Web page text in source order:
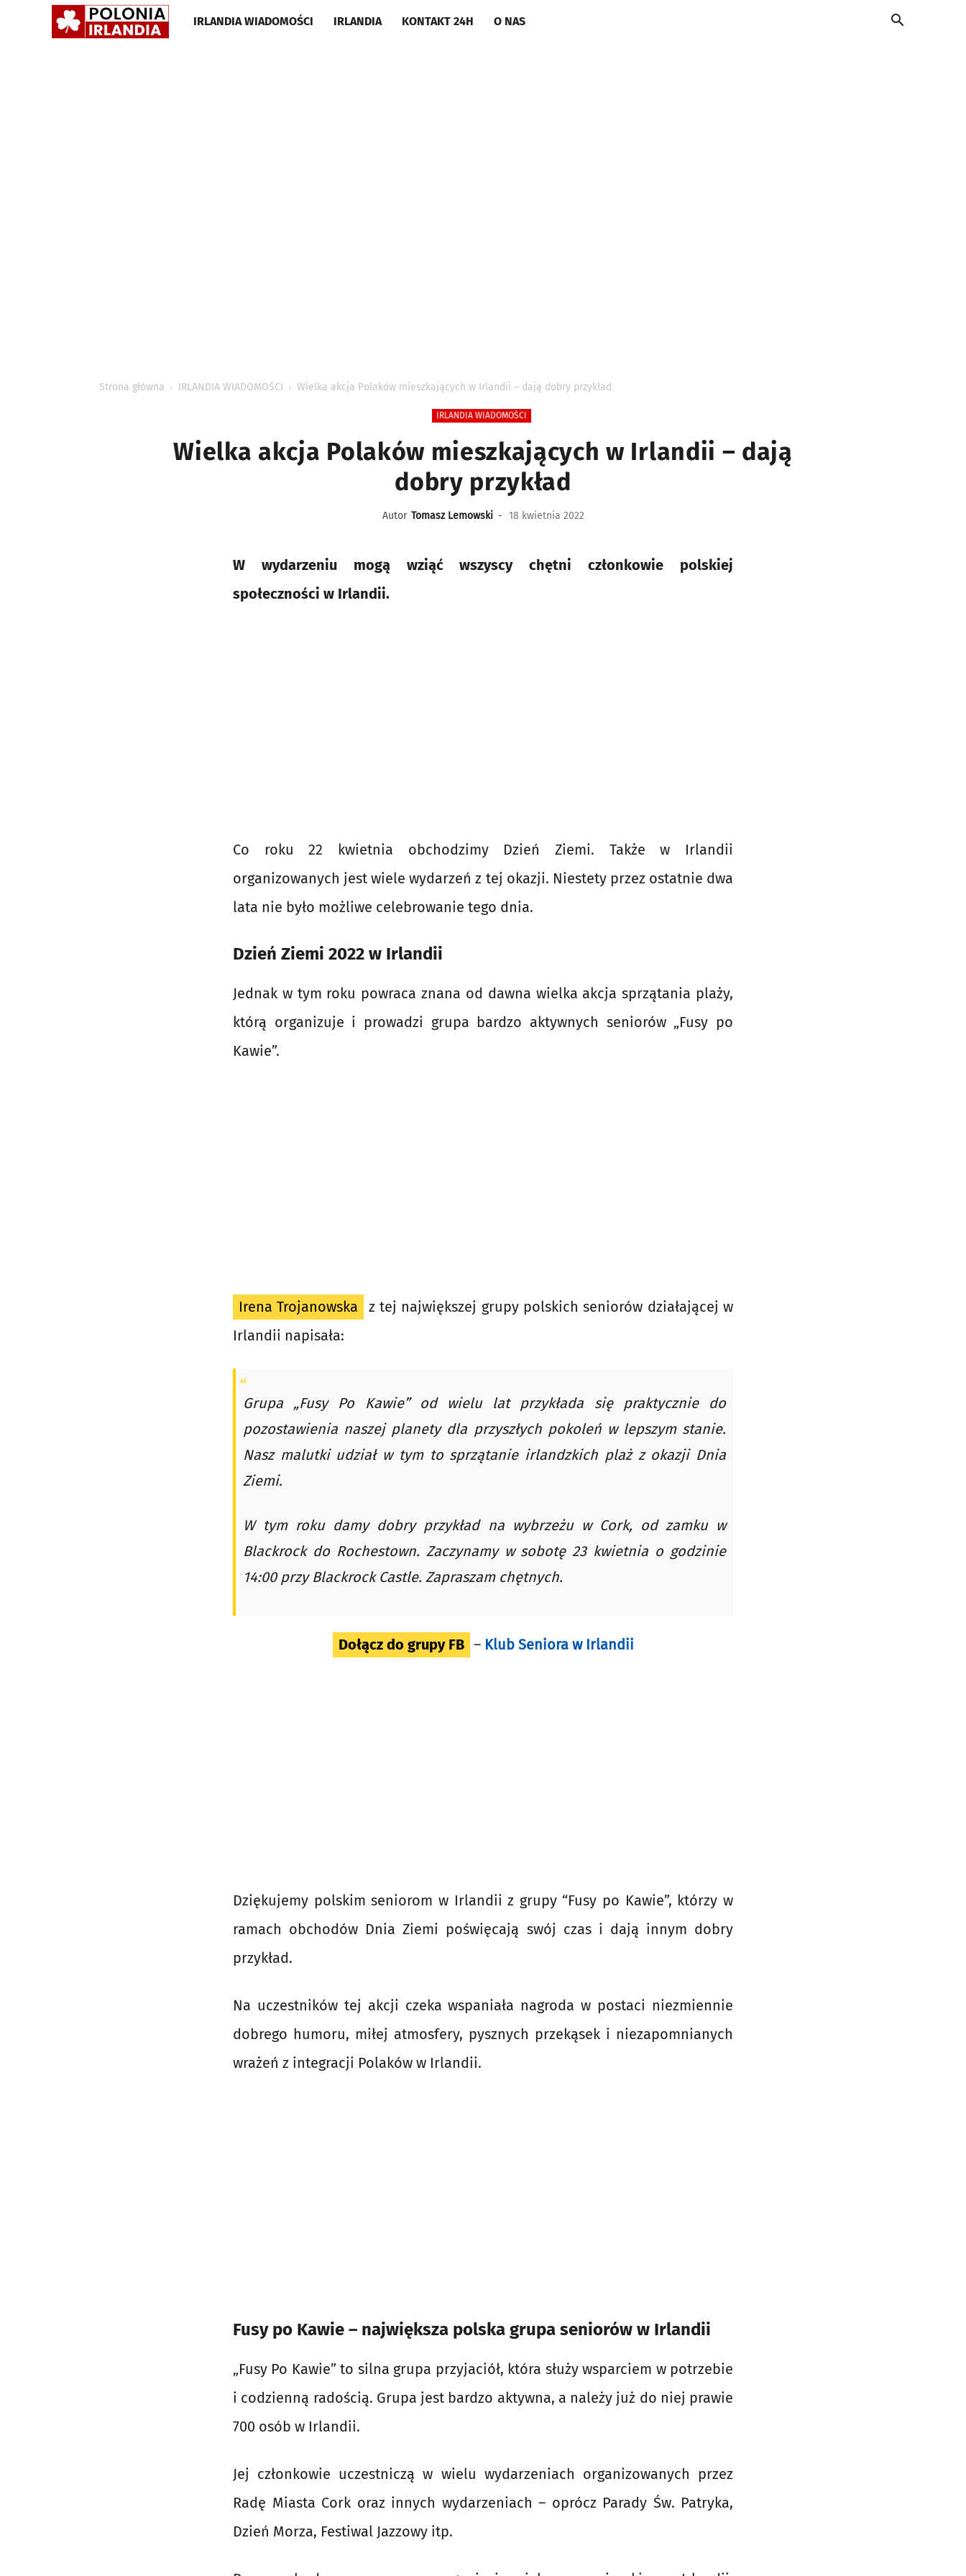
POLONIA
IRLANDIA WIADOMOŚCI IRLANDIA KONTAKT 24H O NAS
Strona główna IRLANDIA WIADOMOŚCI Wielka akcja Polaków mieszkających w Irlandii – dają dobry przykład
IRLANDIA WIADOMOŚCI
Wielka akcja Polaków mieszkających w Irlandii – dają
dobry przykład
Autor Tomasz Lemowski - 18 kwietnia 2022
W wydarzeniu mogą wziąć wszyscy chętni członkowie polskiej
społeczności w Irlandii.
Co roku 22 kwietnia obchodzimy Dzień Ziemi. Także w Irlandii
organizowanych jest wiele wydarzeń z tej okazji. Niestety przez ostatnie dwa
lata nie było możliwe celebrowanie tego dnia.
Dzień Ziemi 2022 w Irlandii
Jednak w tym roku powraca znana od dawna wielka akcja sprzątania plaży,
którą organizuje i prowadzi grupa bardzo aktywnych seniorów „Fusy po
Kawie”.
Irena Trojanowska
z tej największej grupy polskich seniorów działającej w
Irlandii napisała:
Grupa „Fusy Po Kawie” od wielu lat przykłada się praktycznie do
pozostawienia naszej planety dla przyszłych pokoleń w lepszym stanie.
Nasz malutki udział w tym to sprzątanie irlandzkich plaż z okazji Dnia
Ziemi.
W tym roku damy dobry przykład na wybrzeżu w Cork, od zamku w
Blackrock do Rochestown. Zaczynamy w sobotę 23 kwietnia o godzinie
14:00 przy Blackrock Castle. Zapraszam chętnych.
Dołącz do grupy FB – Klub Seniora w Irlandii
Dziękujemy polskim seniorom w Irlandii z grupy “Fusy po Kawie”, którzy w
ramach obchodów Dnia Ziemi poświęcają swój czas i dają innym dobry
przykład.
Na uczestników tej akcji czeka wspaniała nagroda w postaci niezmiennie
dobrego humoru, miłej atmosfery, pysznych przekąsek i niezapomnianych
wrażeń z integracji Polaków w Irlandii.
Fusy po Kawie – największa polska grupa seniorów w Irlandii
„Fusy Po Kawie” to silna grupa przyjaciół, która służy wsparciem w potrzebie
i codzienną radością. Grupa jest bardzo aktywna, a należy już do niej prawie
700 osób w Irlandii.
Jej członkowie uczestniczą w wielu wydarzeniach organizowanych przez
Radę Miasta Cork oraz innych wydarzeniach – oprócz Parady Św. Patryka,
Dzień Morza, Festiwal Jazzowy itp.